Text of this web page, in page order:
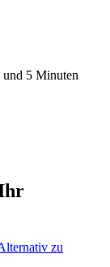
und 5 Minuten
zu